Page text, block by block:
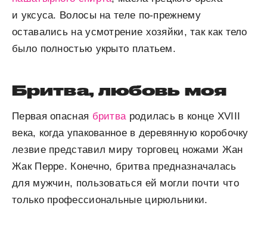
и уксуса. Волосы на теле по-прежнему
оставались на усмотрение хозяйки, так как тело
было полностью укрыто платьем.
Бритва, любовь моя
Первая опасная бритвародилась в конце XVIII
века, когда упакованное в деревянную коробочку
лезвие представил миру торговец ножами Жан
Жак Перре. Конечно, бритва предназначалась
для мужчин, пользоваться ей могли почти что
только профессиональные цирюльники.